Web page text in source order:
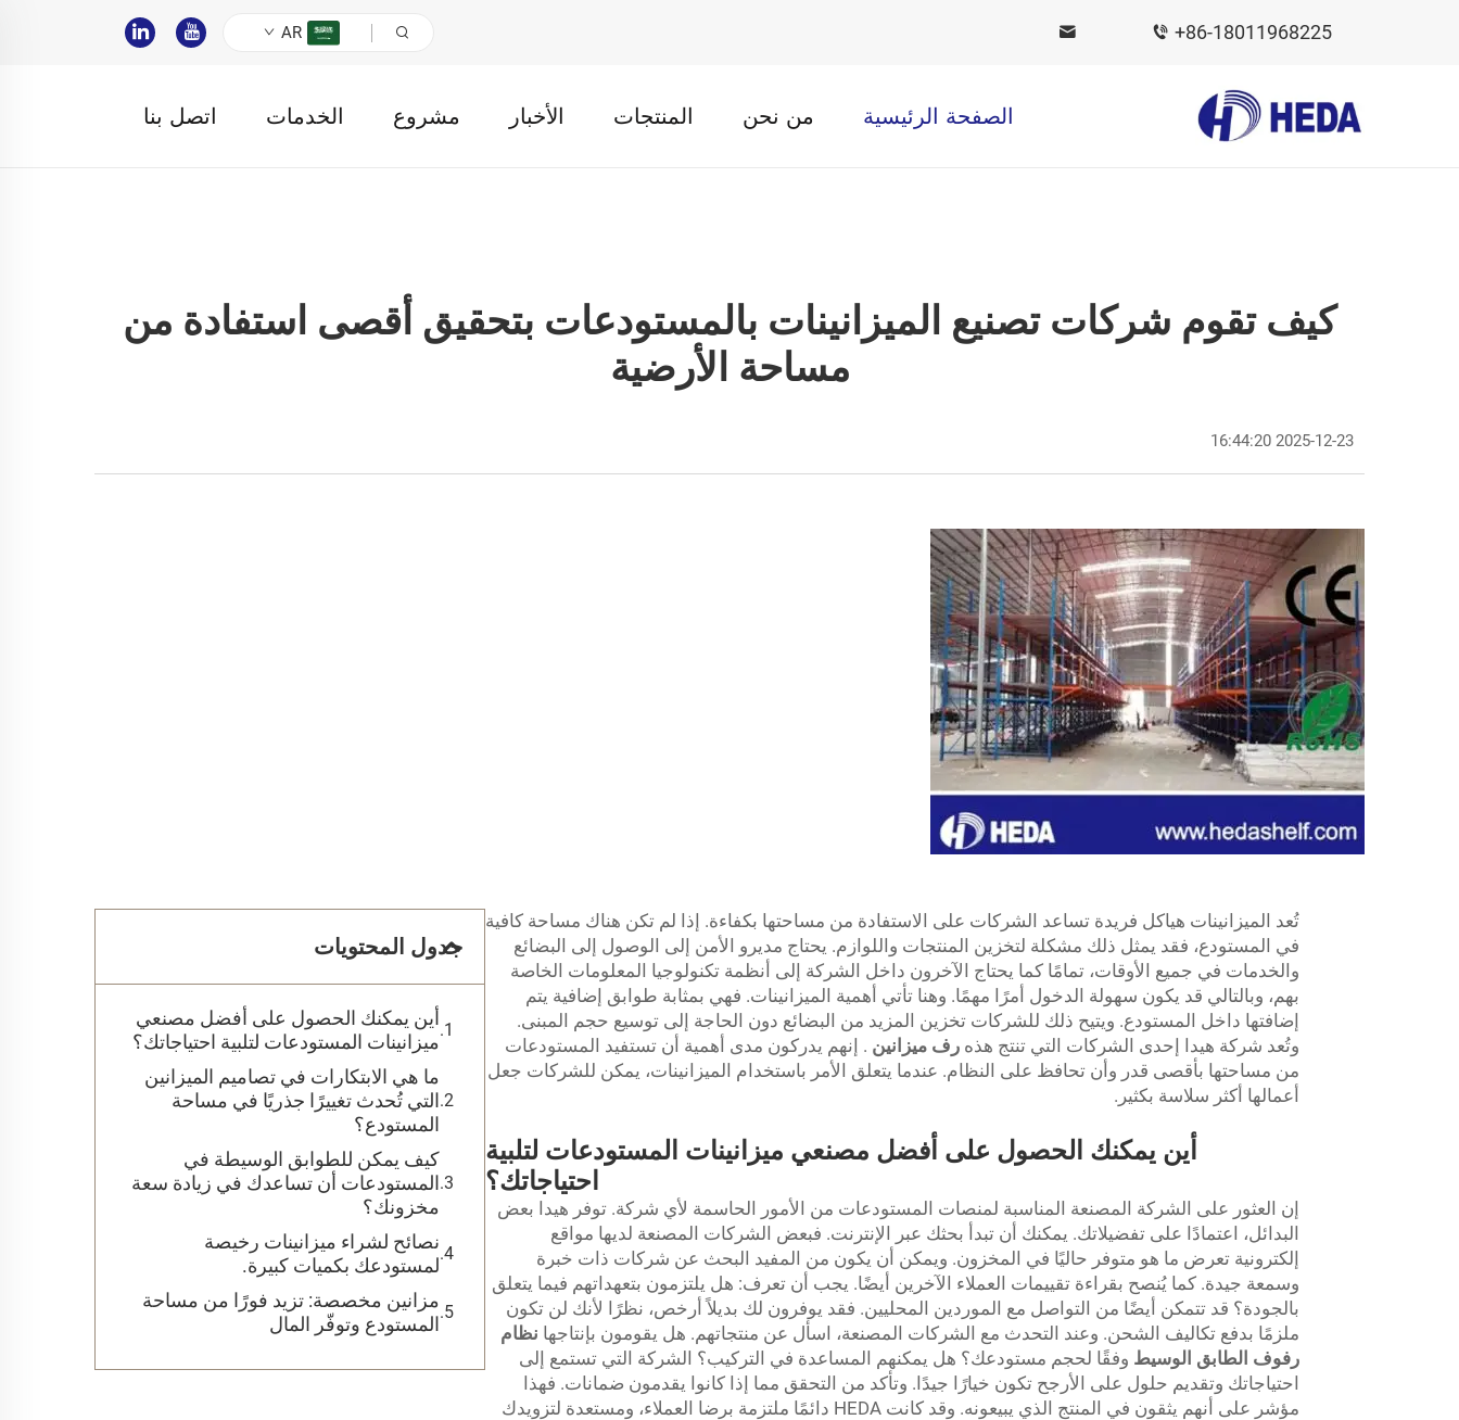
+86-18011968225
AR
الصفحة الرئيسية من نحن المنتجات الأخبار مشروع الخدمات اتصل بنا
كيف تقوم شركات تصنيع الميزانينات بالمستودعات بتحقيق أقصى استفادة من
مساحة الأرضية
2025-12-23 16:44:20
تُعد الميزانينات هياكل فريدة تساعد الشركات على الاستفادة من مساحتها بكفاءة. إذا لم تكن هناك مساحة كافية
في المستودع، فقد يمثل ذلك مشكلة لتخزين المنتجات واللوازم. يحتاج مديرو الأمن إلى الوصول إلى البضائع
والخدمات في جميع الأوقات، تمامًا كما يحتاج الآخرون داخل الشركة إلى أنظمة تكنولوجيا المعلومات الخاصة
بهم، وبالتالي قد يكون سهولة الدخول أمرًا مهمًا. وهنا تأتي أهمية الميزانينات. فهي بمثابة طوابق إضافية يتم
إضافتها داخل المستودع. ويتيح ذلك للشركات تخزين المزيد من البضائع دون الحاجة إلى توسيع حجم المبنى.
وتُعد شركة هيدا إحدى الشركات التي تنتج هذه رف ميزانين . إنهم يدركون مدى أهمية أن تستفيد المستودعات
من مساحتها بأقصى قدر وأن تحافظ على النظام. عندما يتعلق الأمر باستخدام الميزانينات، يمكن للشركات جعل
أعمالها أكثر سلاسة بكثير.
أين يمكنك الحصول على أفضل مصنعي ميزانينات المستودعات لتلبية
احتياجاتك؟
إن العثور على الشركة المصنعة المناسبة لمنصات المستودعات من الأمور الحاسمة لأي شركة. توفر هيدا بعض
البدائل، اعتمادًا على تفضيلاتك. يمكنك أن تبدأ بحثك عبر الإنترنت. فبعض الشركات المصنعة لديها مواقع
إلكترونية تعرض ما هو متوفر حاليًا في المخزون. ويمكن أن يكون من المفيد البحث عن شركات ذات خبرة
وسمعة جيدة. كما يُنصح بقراءة تقييمات العملاء الآخرين أيضًا. يجب أن تعرف: هل يلتزمون بتعهداتهم فيما يتعلق
بالجودة؟ قد تتمكن أيضًا من التواصل مع الموردين المحليين. فقد يوفرون لك بديلاً أرخص، نظرًا لأنك لن تكون
ملزمًا بدفع تكاليف الشحن. وعند التحدث مع الشركات المصنعة، اسأل عن منتجاتهم. هل يقومون بإنتاجها نظام
رفوف الطابق الوسيط وفقًا لحجم مستودعك؟ هل يمكنهم المساعدة في التركيب؟ الشركة التي تستمع إلى
احتياجاتك وتقديم حلول على الأرجح تكون خيارًا جيدًا. وتأكد من التحقق مما إذا كانوا يقدمون ضمانات. فهذا
مؤشر على أنهم يثقون في المنتج الذي يبيعونه. وقد كانت HEDA دائمًا ملتزمة برضا العملاء، ومستعدة لتزويدك
جدول المحتويات
أين يمكنك الحصول على أفضل مصنعي
ميزانينات المستودعات لتلبية احتياجاتك؟
ما هي الابتكارات في تصاميم الميزانين
التي تُحدث تغييرًا جذريًا في مساحة
المستودع؟
كيف يمكن للطوابق الوسيطة في
المستودعات أن تساعدك في زيادة سعة
مخزونك؟
نصائح لشراء ميزانينات رخيصة
لمستودعك بكميات كبيرة.
مزانين مخصصة: تزيد فورًا من مساحة
المستودع وتوفّر المال